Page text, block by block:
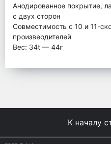
Анодированное покрытие,
с двух сторон
Совместимость с 10 и 11-
произвеодителей
Вес: 34t — 44г
К началу